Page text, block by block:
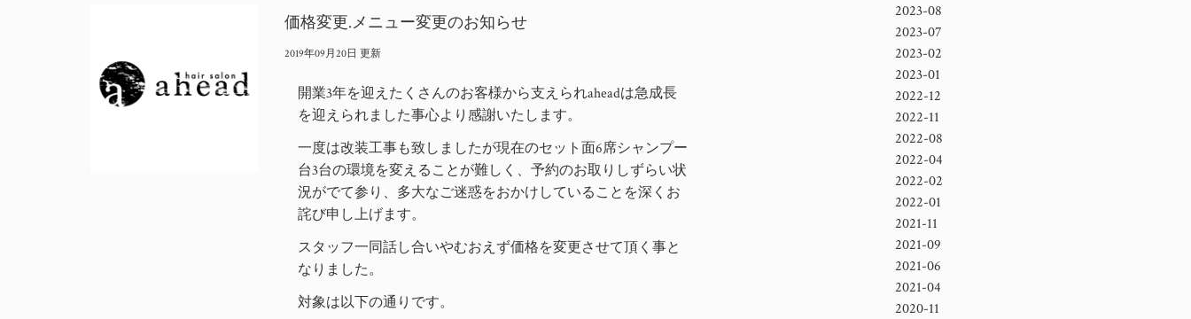
価格変更.メニュー変更のお知らせ
2019年09月20日 更新
開業3年を迎えたくさんのお客様から支えられaheadは急成長
を迎えられました事心より感謝いたします。
一度は改装工事も致しましたが現在のセット面6席シャンプー
台3台の環境を変えることが難しく、予約のお取りしずらい状
況がでて参り、多大なご迷惑をおかけしていることを深くお
詫び申し上げます。
スタッフ一同話し合いやむおえず価格を変更させて頂く事と
なりました。
対象は以下の通りです。
2023-08
2023-07
2023-02
2023-01
2022-12
2022-11
2022-08
2022-04
2022-02
2022-01
2021-11
2021-09
2021-06
2021-04
2020-11